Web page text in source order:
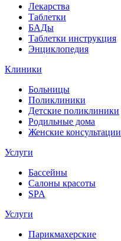
Лекарства
Таблетки
БАДы
Таблетки инструкция
Энциклопедия
Клиники
Больницы
Поликлиники
Детские поликлиники
Родильные дома
Женские консультации
Услуги
Бассейны
Салоны красоты
SPA
Услуги
Парикмахерские